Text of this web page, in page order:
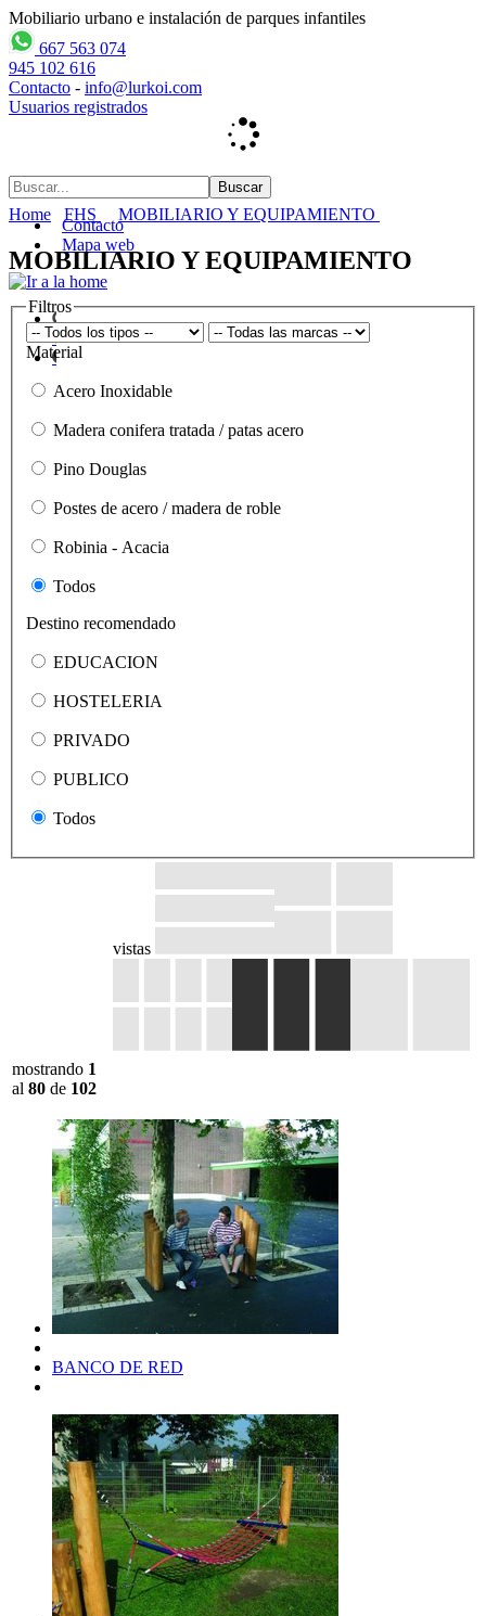
Mobiliario urbano e instalación de parques infantiles
667 563 074
945 102 616
Contacto - info@lurkoi.com
Usuarios registrados
Contacto
Mapa web
Home FHS MOBILIARIO Y EQUIPAMIENTO
MOBILIARIO Y EQUIPAMIENTO
Filtros
Material
Acero Inoxidable
Madera conifera tratada / patas acero
Pino Douglas
Postes de acero / madera de roble
Robinia - Acacia
Todos
Destino recomendado
EDUCACION
HOSTELERIA
PRIVADO
PUBLICO
Todos
vistas
mostrando 1
al 80 de 102
BANCO DE RED